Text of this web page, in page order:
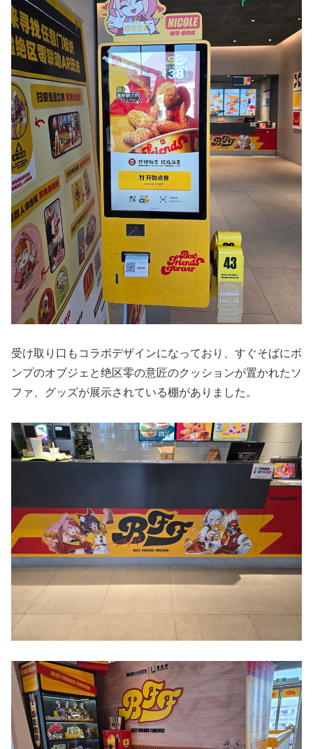
受け取り口もコラボデザインになっており、すぐそばにボ
ンプのオブジェと绝区零の意匠のクッションが置かれたソ
ファ、グッズが展示されている棚がありました。